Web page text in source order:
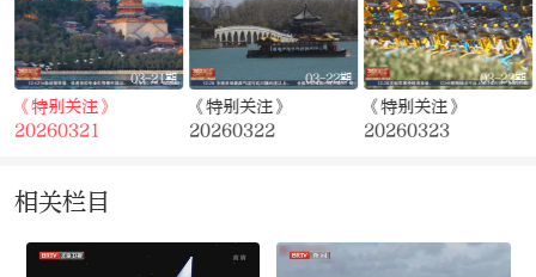
03-21期
《特别关注》
20260321
03-22期
《特别关注》
20260322
03-23期
《特别关注》
20260323
相关栏目